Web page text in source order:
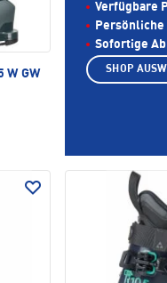
W GW
Verfügbare
Sofortige